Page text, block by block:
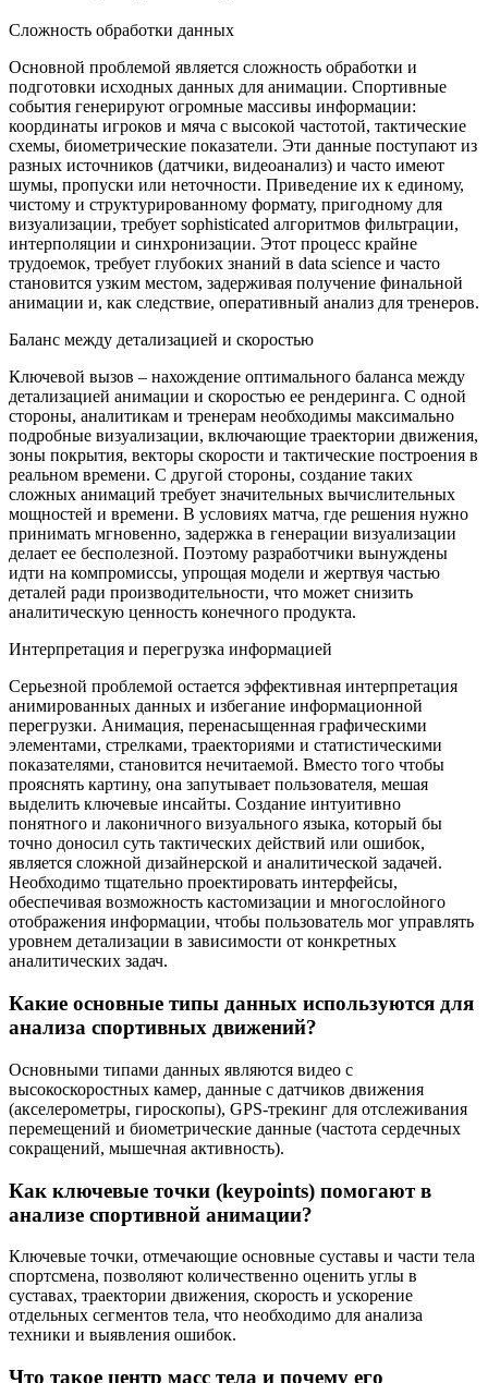
Сложность обработки данных
Основной проблемой является сложность обработки и
подготовки исходных данных для анимации. Спортивные
события генерируют огромные массивы информации:
координаты игроков и мяча с высокой частотой, тактические
схемы, биометрические показатели. Эти данные поступают из
разных источников (датчики, видеоанализ) и часто имеют
шумы, пропуски или неточности. Приведение их к единому,
чистому и структурированному формату, пригодному для
визуализации, требует sophisticated алгоритмов фильтрации,
интерполяции и синхронизации. Этот процесс крайне
трудоемок, требует глубоких знаний в data science и часто
становится узким местом, задерживая получение финальной
анимации и, как следствие, оперативный анализ для тренеров.
Баланс между детализацией и скоростью
Ключевой вызов – нахождение оптимального баланса между
детализацией анимации и скоростью ее рендеринга. С одной
стороны, аналитикам и тренерам необходимы максимально
подробные визуализации, включающие траектории движения,
зоны покрытия, векторы скорости и тактические построения в
реальном времени. С другой стороны, создание таких
сложных анимаций требует значительных вычислительных
мощностей и времени. В условиях матча, где решения нужно
принимать мгновенно, задержка в генерации визуализации
делает ее бесполезной. Поэтому разработчики вынуждены
идти на компромиссы, упрощая модели и жертвуя частью
деталей ради производительности, что может снизить
аналитическую ценность конечного продукта.
Интерпретация и перегрузка информацией
Серьезной проблемой остается эффективная интерпретация
анимированных данных и избегание информационной
перегрузки. Анимация, перенасыщенная графическими
элементами, стрелками, траекториями и статистическими
показателями, становится нечитаемой. Вместо того чтобы
прояснять картину, она запутывает пользователя, мешая
выделить ключевые инсайты. Создание интуитивно
понятного и лаконичного визуального языка, который бы
точно доносил суть тактических действий или ошибок,
является сложной дизайнерской и аналитической задачей.
Необходимо тщательно проектировать интерфейсы,
обеспечивая возможность кастомизации и многослойного
отображения информации, чтобы пользователь мог управлять
уровнем детализации в зависимости от конкретных
аналитических задач.
Какие основные типы данных используются для
анализа спортивных движений?
Основными типами данных являются видео с
высокоскоростных камер, данные с датчиков движения
(акселерометры, гироскопы), GPS-трекинг для отслеживания
перемещений и биометрические данные (частота сердечных
сокращений, мышечная активность).
Как ключевые точки (keypoints) помогают в
анализе спортивной анимации?
Ключевые точки, отмечающие основные суставы и части тела
спортсмена, позволяют количественно оценить углы в
суставах, траектории движения, скорость и ускорение
отдельных сегментов тела, что необходимо для анализа
техники и выявления ошибок.
Что такое центр масс тела и почему его